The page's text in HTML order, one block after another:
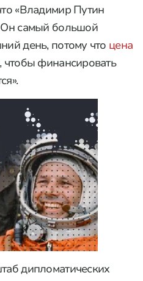
«Владимир Путин
Он самый большой
день, потому что цена
чтобы финансировать
дипломатических